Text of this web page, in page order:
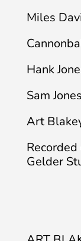
Miles
Hank
Sam
Art
Gelder